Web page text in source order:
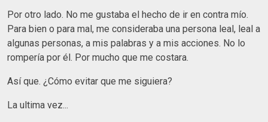
Por otro lado. No me gustaba el hecho de ir en contra mío.
Para bien o para mal, me consideraba una persona leal, leal a
algunas personas, a mis palabras y a mis acciones. No lo
rompería por él. Por mucho que me costara.
Así que. ¿Cómo evitar que me siguiera?
La ultima vez...